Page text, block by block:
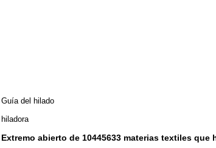
Guía del hilado
hiladora
Extremo abierto de 10445633 materias textiles que